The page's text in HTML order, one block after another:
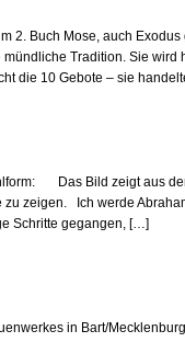
2. Buch Mose, auch
Tradition. Sie wird
die 10 Gebote – sie
Das Bild zeigt aus
zeigen. Ich werde
Schritte gegangen, […]
in Bart/